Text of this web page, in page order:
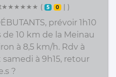
t★★★★★★ ( 5 0 | )
prévoir 1h10
de 10 km de la Meinau
à 8,5 km/h. Rdv à
à 9h15, retour
?